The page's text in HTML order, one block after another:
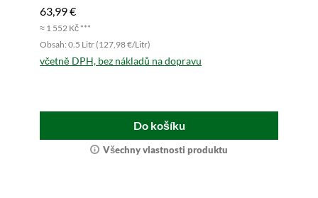
63,99 €
≈ 1 552 Kč ***
Obsah: 0.5 Litr (127,98 €/Litr)
včetně DPH, bez nákladů na dopravu
Do košíku
Všechny vlastnosti produktu